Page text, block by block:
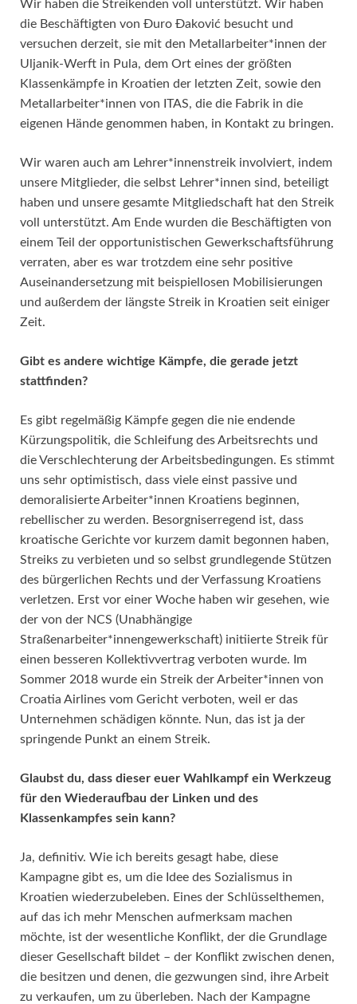
Wir haben die Streikenden voll unterstützt. Wir haben
die Beschäftigten von Đuro Đaković besucht und
versuchen derzeit, sie mit den Metallarbeiter*innen der
Uljanik-Werft in Pula, dem Ort eines der größten
Klassenkämpfe in Kroatien der letzten Zeit, sowie den
Metallarbeiter*innen von ITAS, die die Fabrik in die
eigenen Hände genommen haben, in Kontakt zu bringen.
Wir waren auch am Lehrer*innenstreik involviert, indem
unsere Mitglieder, die selbst Lehrer*innen sind, beteiligt
haben und unsere gesamte Mitgliedschaft hat den Streik
voll unterstützt. Am Ende wurden die Beschäftigten von
einem Teil der opportunistischen Gewerkschaftsführung
verraten, aber es war trotzdem eine sehr positive
Auseinandersetzung mit beispiellosen Mobilisierungen
und außerdem der längste Streik in Kroatien seit einiger
Zeit.
Gibt es andere wichtige Kämpfe, die gerade jetzt
stattfinden?
Es gibt regelmäßig Kämpfe gegen die nie endende
Kürzungspolitik, die Schleifung des Arbeitsrechts und
die Verschlechterung der Arbeitsbedingungen. Es stimmt
uns sehr optimistisch, dass viele einst passive und
demoralisierte Arbeiter*innen Kroatiens beginnen,
rebellischer zu werden. Besorgniserregend ist, dass
kroatische Gerichte vor kurzem damit begonnen haben,
Streiks zu verbieten und so selbst grundlegende Stützen
des bürgerlichen Rechts und der Verfassung Kroatiens
verletzen. Erst vor einer Woche haben wir gesehen, wie
der von der NCS (Unabhängige
Straßenarbeiter*innengewerkschaft) initiierte Streik für
einen besseren Kollektivvertrag verboten wurde. Im
Sommer 2018 wurde ein Streik der Arbeiter*innen von
Croatia Airlines vom Gericht verboten, weil er das
Unternehmen schädigen könnte. Nun, das ist ja der
springende Punkt an einem Streik.
Glaubst du, dass dieser euer Wahlkampf ein Werkzeug
für den Wiederaufbau der Linken und des
Klassenkampfes sein kann?
Ja, definitiv. Wie ich bereits gesagt habe, diese
Kampagne gibt es, um die Idee des Sozialismus in
Kroatien wiederzubeleben. Eines der Schlüsselthemen,
auf das ich mehr Menschen aufmerksam machen
möchte, ist der wesentliche Konflikt, der die Grundlage
dieser Gesellschaft bildet – der Konflikt zwischen denen,
die besitzen und denen, die gezwungen sind, ihre Arbeit
zu verkaufen, um zu überleben. Nach der Kampagne